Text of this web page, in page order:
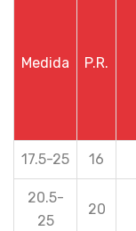
Medida P.R.
17.5-25 16
20.5-
25
20